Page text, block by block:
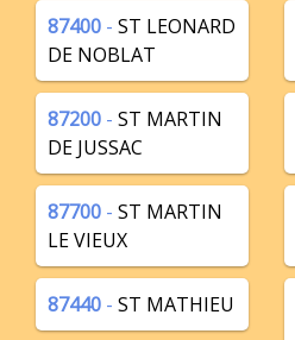
87400 - ST LEONARD
DE NOBLAT
87200 - ST MARTIN
DE JUSSAC
87700 - ST MARTIN
LE VIEUX
87440 - ST MATHIEU